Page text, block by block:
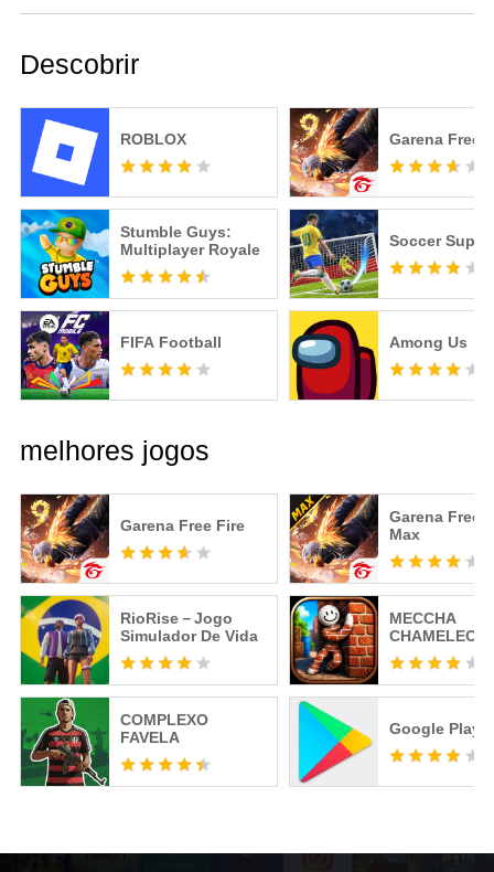
Descobrir
ROBLOX Garena Free
Stumble Guys:
Multiplayer Royale
Soccer Super
FIFA Football Among Us
melhores jogos
Garena Free Fire
RioRise－Jogo
Simulador De Vida
COMPLEXO
FAVELA
Garena Free
Max
MECCHA
CHAMELEON
Google Play